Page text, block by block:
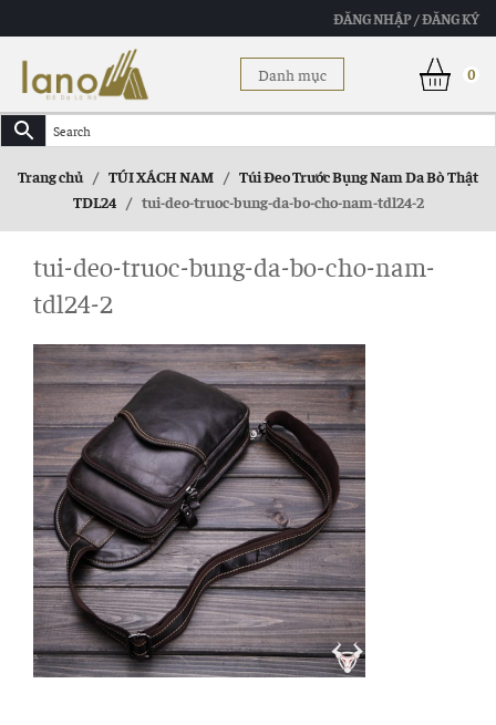
ĐĂNG NHẬP / ĐĂNG KÝ
Danh mục 0
Trang chủ / TÚI XÁCH NAM / Túi Đeo Trước Bụng Nam Da Bò Thật
TDL24 / tui-deo-truoc-bung-da-bo-cho-nam-tdl24-2
tui-deo-truoc-bung-da-bo-cho-nam-
tdl24-2